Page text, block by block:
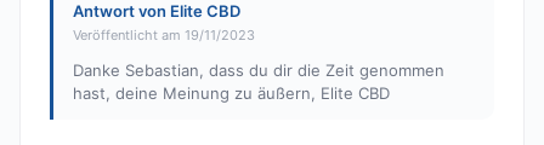
Antwort von Elite CBD
Veröffentlicht am 19/11/2023
Danke Sebastian, dass du dir die Zeit genommen
hast, deine Meinung zu äußern, Elite CBD